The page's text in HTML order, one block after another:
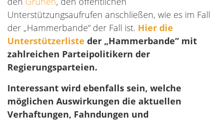
Unterstützungsaufrufen anschließen, wie es im Fall
der „Hammerbande“ der Fall ist. Hier die
Unterstützerliste der „Hammerbande“ mit
zahlreichen Parteipolitikern der
Regierungsparteien.
Interessant wird ebenfalls sein, welche
möglichen Auswirkungen die aktuellen
Verhaftungen, Fahndungen und